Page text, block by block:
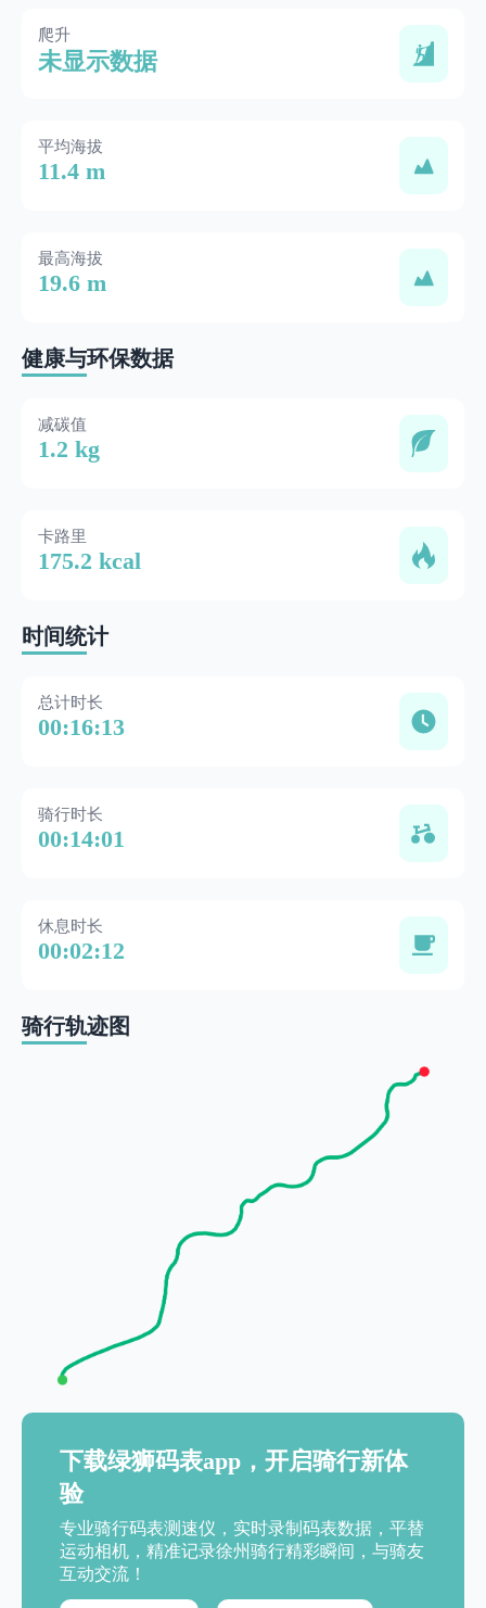
爬升
未显示数据
平均海拔
11.4 m
最高海拔
19.6 m
健康与环保数据
减碳值
1.2 kg
卡路里
175.2 kcal
时间统计
总计时长
00:16:13
骑行时长
00:14:01
休息时长
00:02:12
骑行轨迹图
下载绿狮码表app，开启骑行新体
验
专业骑行码表测速仪，实时录制码表数据，平替
运动相机，精准记录徐州骑行精彩瞬间，与骑友
互动交流！